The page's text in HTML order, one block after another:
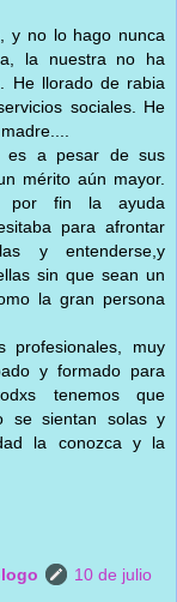
y no lo hago nunca
la nuestra no ha
He llorado de rabia
sociales. He
es a pesar de sus
mérito aún mayor.
por fin la ayuda
para afrontar
y entenderse,y
sin que sean un
la gran persona
muy
y formado para
tenemos que
se sientan solas y
la conozca y la
10 de julio